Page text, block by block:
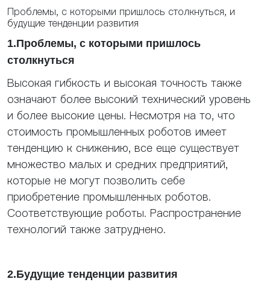
Проблемы, с которыми пришлось столкнуться, и
будущие тенденции развития
1.Проблемы, с которыми пришлось
столкнуться
Высокая гибкость и высокая точность также
означают более высокий технический уровень
и более высокие цены. Несмотря на то, что
стоимость промышленных роботов имеет
тенденцию к снижению, все еще существует
множество малых и средних предприятий,
которые не могут позволить себе
приобретение промышленных роботов.
Соответствующие роботы. Распространение
технологий также затруднено.
2.Будущие тенденции развития